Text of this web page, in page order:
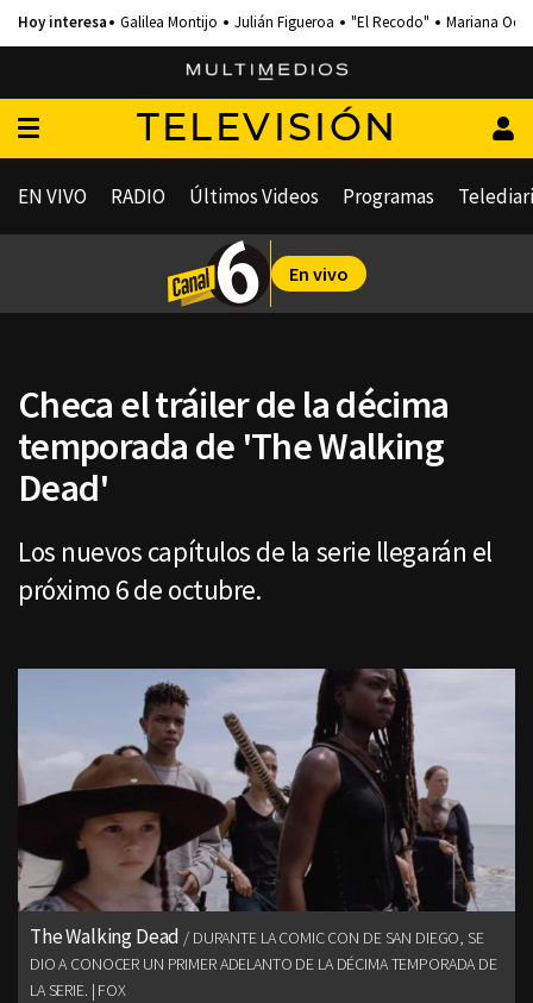
Galilea Montijo Julián Figueroa "El Recodo" Mariana
TELEVISIÓN
EN VIVO RADIO Últimos Videos Programas
En vivo
Checa el tráiler de la décima
temporada de 'The Walking
Dead'
Los nuevos capítulos de la serie llegarán el
próximo 6 de octubre.
The Walking Dead
DURANTE LA COMIC CON DE SAN DIEGO, SE
DIO A CONOCER UN PRIMER ADELANTO DE LA DÉCIMA TEMPORADA DE
LA SERIE. | FOX